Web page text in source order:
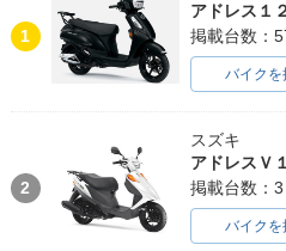
1
アドレス１
掲載台数：
バイクを
2
スズキ
アドレスＶ
掲載台数：3
バイクを